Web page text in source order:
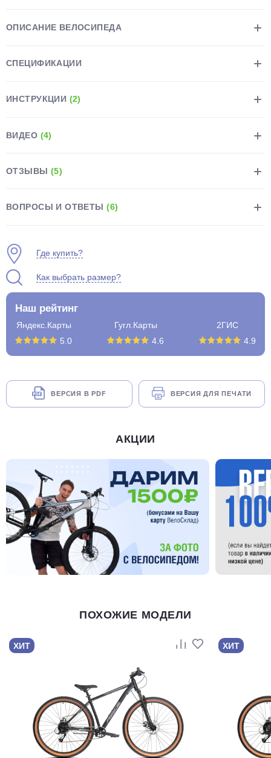
ОПИСАНИЕ ВЕЛОСИПЕДА
СПЕЦИФИКАЦИИ
ИНСТРУКЦИИ (2)
ВИДЕО (4)
ОТЗЫВЫ (5)
ВОПРОСЫ И ОТВЕТЫ(6)
Где купить?
Как выбрать размер?
Наш рейтинг
Яндекс.Карты
5.0
Гугл.Карты
4.6
2ГИС
4.9
ВЕРСИЯ В PDF ВЕРСИЯ ДЛЯ ПЕЧАТИ
АКЦИИ
ПОХОЖИЕ МОДЕЛИ
ХИТ ХИТ